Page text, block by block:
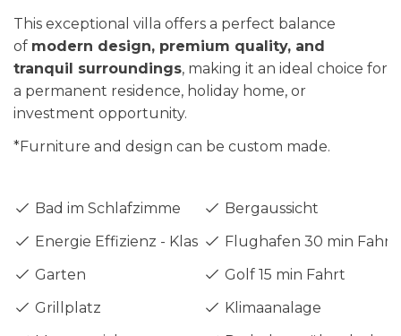
This exceptional villa offers a perfect balance
of modern design, premium quality, and
tranquil surroundings, making it an ideal choice for
a permanent residence, holiday home, or
investment opportunity.
*Furniture and design can be custom made.
Bad im Schlafzimme
Bergaussicht
Energie Effizienz - Klasse AFlughafen 30 min Fahrt
Garten
Golf 15 min Fahrt
Grillplatz
Klimaanalage